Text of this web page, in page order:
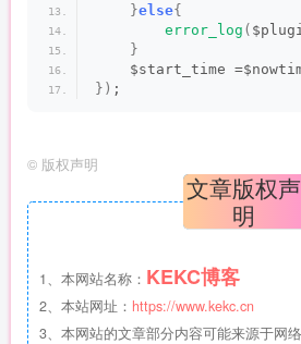
}else{
error_log (
}
$start_time
}) ;
© 版权声明
文章版权声
明
1、本网站名称： KEKC博客
2、本站网址： https://www.kekc.cn
3、本网站的文章部分内容可能来源于网